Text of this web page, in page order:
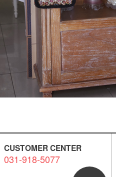
CUSTOMER CENTER
031-918-5077